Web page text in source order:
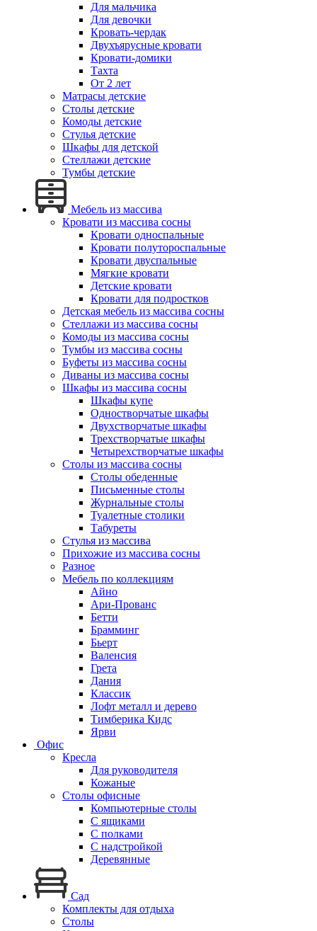
Для мальчика
Для девочки
Кровать-чердак
Двухъярусные кровати
Кровати-домики
Тахта
От 2 лет
Матрасы детские
Столы детские
Комоды детские
Стулья детские
Шкафы для детской
Стеллажи детские
Тумбы детские
Мебель из массива
Кровати из массива сосны
Кровати односпальные
Кровати полутороспальные
Кровати двуспальные
Мягкие кровати
Детские кровати
Кровати для подростков
Детская мебель из массива сосны
Стеллажи из массива сосны
Комоды из массива сосны
Тумбы из массива сосны
Буфеты из массива сосны
Диваны из массива сосны
Шкафы из массива сосны
Шкафы купе
Одностворчатые шкафы
Двухстворчатые шкафы
Трехстворчатые шкафы
Четырехстворчатые шкафы
Столы из массива сосны
Столы обеденные
Письменные столы
Журнальные столы
Туалетные столики
Табуреты
Стулья из массива
Прихожие из массива сосны
Разное
Мебель по коллекциям
Айно
Ари-Прованс
Бетти
Брамминг
Бьерт
Валенсия
Грета
Дания
Классик
Лофт металл и дерево
Тимберика Кидс
Ярви
Офис
Кресла
Для руководителя
Кожаные
Столы офисные
Компьютерные столы
С ящиками
С полками
С надстройкой
Деревянные
Сад
Комплекты для отдыха
Столы